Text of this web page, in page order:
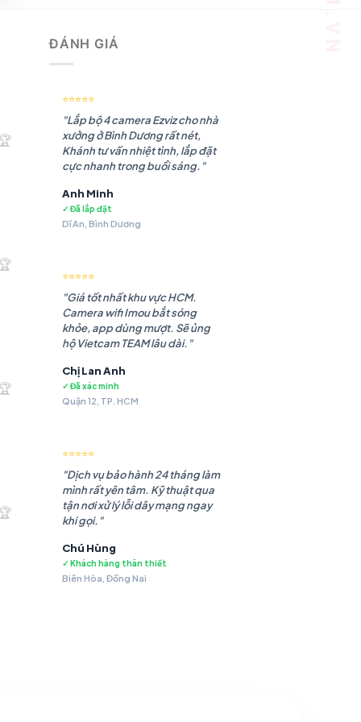
₫.
₫.
₫.
ĐÁNH GIÁ
⭐⭐⭐⭐⭐
"Lắp bộ 4 camera Ezviz cho nhà
xưởng ở Bình Dương rất nét,
Khánh tư vấn nhiệt tình, lắp đặt
cực nhanh trong buổi sáng."
Anh Minh
✓ Đã lắp đặt
Dĩ An, Bình Dương
⭐⭐⭐⭐⭐
"Giá tốt nhất khu vực HCM.
Camera wifi Imou bắt sóng
khỏe, app dùng mượt. Sẽ ủng
hộ Vietcam TEAM lâu dài."
Chị Lan Anh
✓ Đã xác minh
Quận 12, TP. HCM
⭐⭐⭐⭐⭐
"Dịch vụ bảo hành 24 tháng làm
mình rất yên tâm. Kỹ thuật qua
tận nơi xử lý lỗi dây mạng ngay
khi gọi."
Chú Hùng
✓ Khách hàng thân thiết
Biên Hòa, Đồng Nai